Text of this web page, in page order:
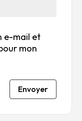
e-mail et
mon
Envoyer